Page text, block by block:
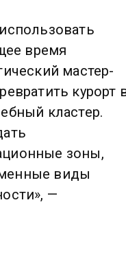
время
мастер-
курорт
кластер.
зоны,
виды
—